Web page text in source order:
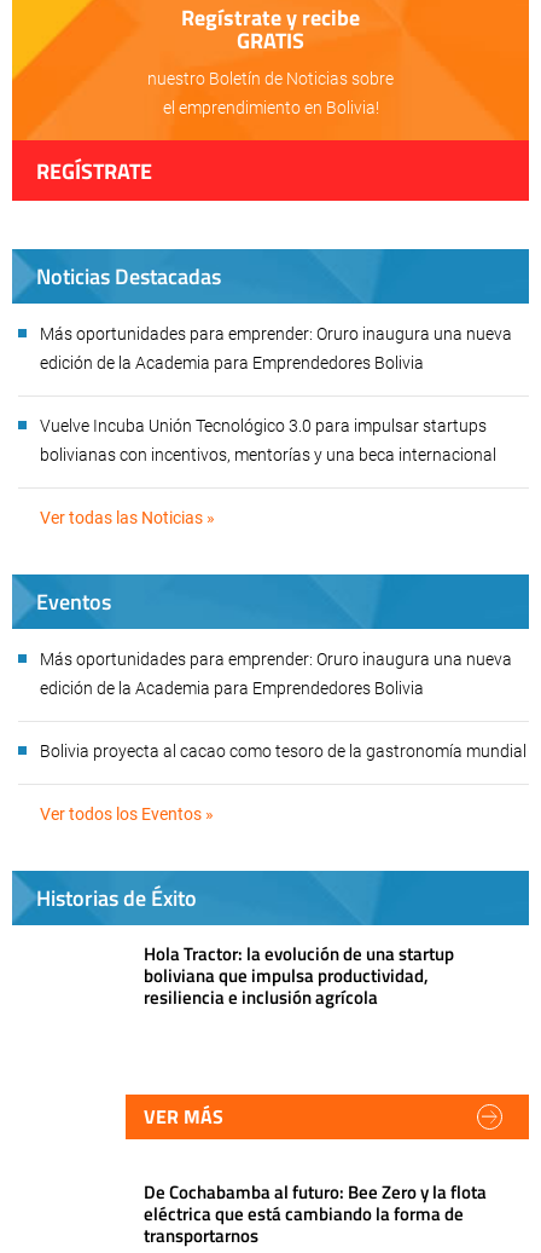
Regístrate y recibe
GRATIS
nuestro Boletín de Noticias sobre
el emprendimiento en Bolivia!
REGÍSTRATE
Noticias Destacadas
Más oportunidades para emprender: Oruro inaugura una nueva
edición de la Academia para Emprendedores Bolivia
Vuelve Incuba Unión Tecnológico 3.0 para impulsar startups
bolivianas con incentivos, mentorías y una beca internacional
Ver todas las Noticias »
Eventos
Más oportunidades para emprender: Oruro inaugura una nueva
edición de la Academia para Emprendedores Bolivia
Bolivia proyecta al cacao como tesoro de la gastronomía mundial
Ver todos los Eventos »
Historias de Éxito
Hola Tractor: la evolución de una startup
boliviana que impulsa productividad,
resiliencia e inclusión agrícola
VER MÁS
De Cochabamba al futuro: Bee Zero y la flota
eléctrica que está cambiando la forma de
transportarnos